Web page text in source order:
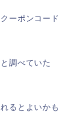
ーポンコード
調べていた
るとよいかも